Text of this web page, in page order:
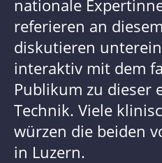
nationale
referieren an
diskutieren
interaktiv mit dem
Publikum zu dieser
Technik. Viele
würzen die beiden
in Luzern.